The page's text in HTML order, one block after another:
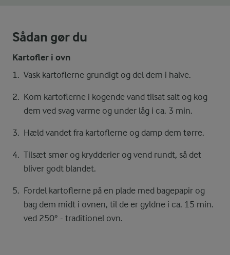
Sådan gør du
Kartofler i ovn
Vask kartoflerne grundigt og del dem i halve.
Kom kartoflerne i kogende vand tilsat salt og kog
dem ved svag varme og under låg i ca. 3 min.
Hæld vandet fra kartoflerne og damp dem tørre.
Tilsæt smør og krydderier og vend rundt, så det
bliver godt blandet.
Fordel kartoflerne på en plade med bagepapir og
bag dem midt i ovnen, til de er gyldne i ca. 15 min.
ved 250° - traditionel ovn.